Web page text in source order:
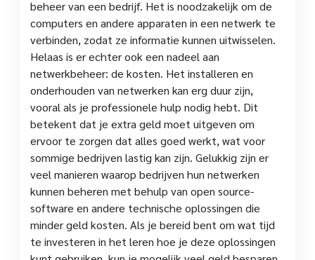
beheer van een bedrijf. Het is noodzakelijk om de
computers en andere apparaten in een netwerk te
verbinden, zodat ze informatie kunnen uitwisselen.
Helaas is er echter ook een nadeel aan
netwerkbeheer: de kosten. Het installeren en
onderhouden van netwerken kan erg duur zijn,
vooral als je professionele hulp nodig hebt. Dit
betekent dat je extra geld moet uitgeven om
ervoor te zorgen dat alles goed werkt, wat voor
sommige bedrijven lastig kan zijn. Gelukkig zijn er
veel manieren waarop bedrijven hun netwerken
kunnen beheren met behulp van open source-
software en andere technische oplossingen die
minder geld kosten. Als je bereid bent om wat tijd
te investeren in het leren hoe je deze oplossingen